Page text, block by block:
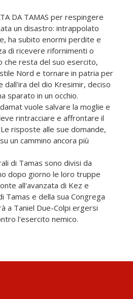
DA TAMAS per respingere
un disastro: intrappolato
ha subito enormi perdite e
di ricevere rifornimenti o
che resta del suo esercito,
Nord e tornare in patria per
dall'ira del dio Kresimir, deciso
sparato in un occhio.
vuole salvare la moglie e
rintracciare e affrontare il
risposte alle sue domande,
un cammino ancora più
di Tamas sono divisi da
dopo giorno le loro truppe
all'avanzata di Kez e
Tamas e della sua Congrega
a Taniel Due-Colpi ergersi
l'esercito nemico.